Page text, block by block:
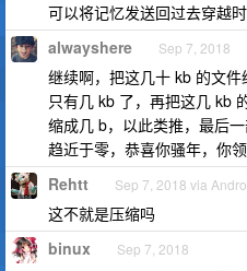
可以将记忆发送回过去穿越
alwayshere Sep 7, 2018
继续啊，把这几十 kb 的文件
只有几 kb 了，再把这几 kb
缩成几 b，以此类推，最后
趋近于零，恭喜你骚年，你
Rehtt Sep 7, 2018 via
这不就是压缩吗
binux Sep 7, 2018